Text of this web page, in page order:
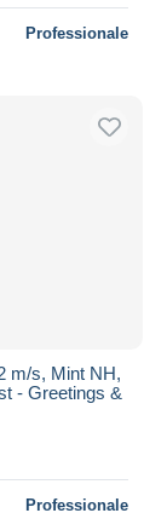
Professionale
m/s, Mint NH,
- Greetings &
Professionale